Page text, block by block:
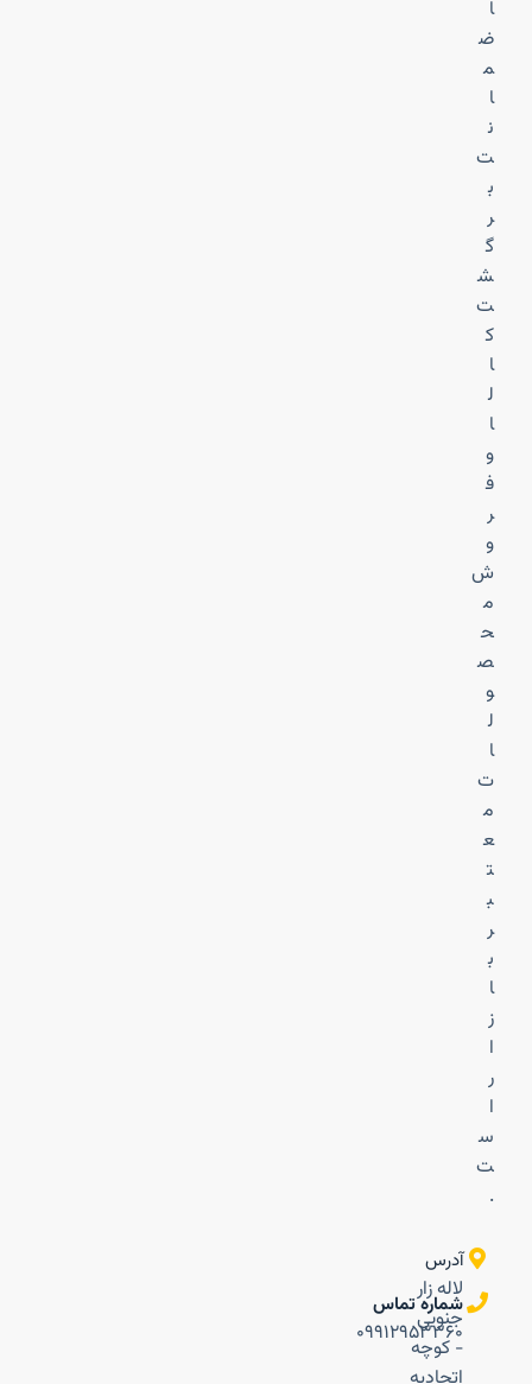
ا
ض
م
ا
ن
ت
ب
ر
گ
ش
ت
ک
ا
ل
ا
و
ف
ر
و
ش
م
ح
ص
و
ل
ا
ت
م
ع
ت
ب
ر
ب
ا
ز
ا
ر
ا
س
ت
.
آدرس
لاله زار
جنوبی
- کوچه
اتحادیه
شماره تماس
۰۹۹۱۲۹۵۳۳۶۰